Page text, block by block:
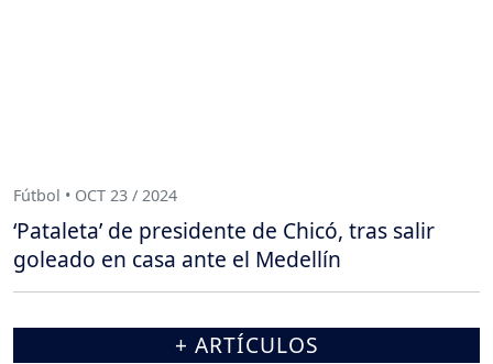
Fútbol • OCT 23 / 2024
‘Pataleta’ de presidente de Chicó, tras salir
goleado en casa ante el Medellín
+ ARTÍCULOS